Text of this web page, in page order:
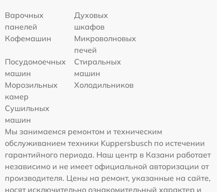
Варочных
панелей
Духовых
шкафов
Кофемашин
Микроволновых
печей
Посудомоечных
машин
Стиральных
машин
Морозильных
камер
Холодильников
Сушильных
машин
Мы занимаемся ремонтом и техническим
обслуживанием техники Kuppersbusch по истечении
гарантийного периода. Наш центр в Казани работает
независимо и не имеет официальной авторизации от
производителя. Цены на ремонт, указанные на сайте,
носят исключительно ознакомительный характер и